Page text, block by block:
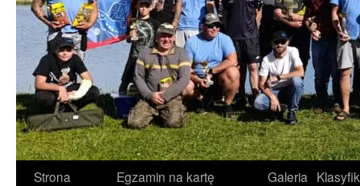
Przeskocz
Strona
Egzamin na kartę
Galeria